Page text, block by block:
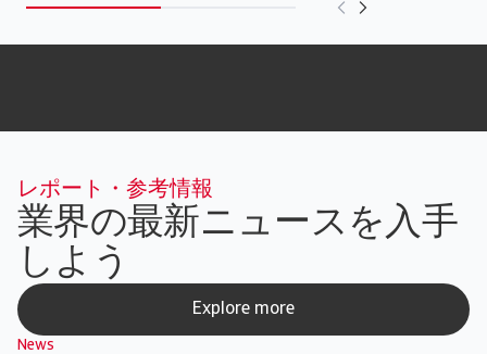
レポート・参考情報
業界の最新ニュースを入手
しよう
Explore more
News